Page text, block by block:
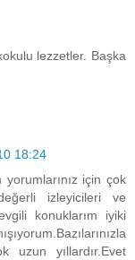
lezzetler. Başka
18:24
için çok
izleyicileri ve
konuklarım iyiki
uzun yıllardır.Evet